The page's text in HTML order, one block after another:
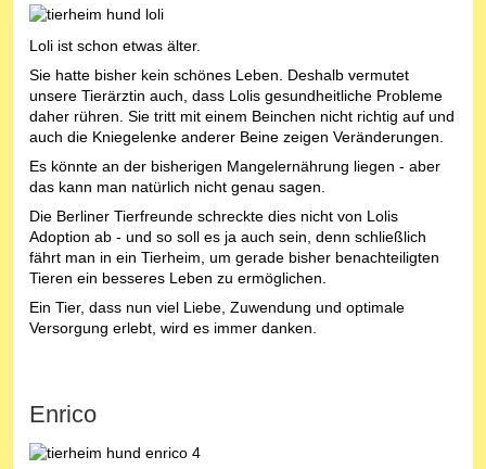
Loli ist schon etwas älter.
Sie hatte bisher kein schönes Leben. Deshalb vermutet
unsere Tierärztin auch, dass Lolis gesundheitliche Probleme
daher rühren. Sie tritt mit einem Beinchen nicht richtig auf und
auch die Kniegelenke anderer Beine zeigen Veränderungen.
Es könnte an der bisherigen Mangelernährung liegen - aber
das kann man natürlich nicht genau sagen.
Die Berliner Tierfreunde schreckte dies nicht von Lolis
Adoption ab - und so soll es ja auch sein, denn schließlich
fährt man in ein Tierheim, um gerade bisher benachteiligten
Tieren ein besseres Leben zu ermöglichen.
Ein Tier, dass nun viel Liebe, Zuwendung und optimale
Versorgung erlebt, wird es immer danken.
Enrico